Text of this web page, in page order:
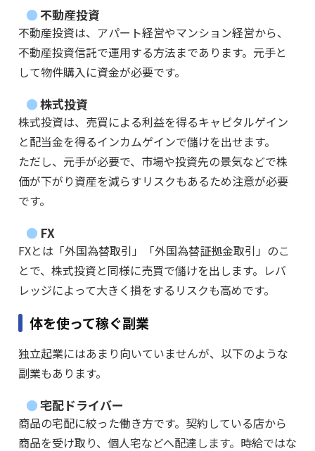
不動産投資
不動産投資は、アパート経営やマンション経営から、
不動産投資信託で運用する方法まであります。元手と
して物件購入に資金が必要です。
株式投資
株式投資は、売買による利益を得るキャピタルゲイン
と配当金を得るインカムゲインで儲けを出せます。
ただし、元手が必要で、市場や投資先の景気などで株
価が下がり資産を減らすリスクもあるため注意が必要
です。
FX
FXとは「外国為替取引」「外国為替証拠金取引」のこ
とで、株式投資と同様に売買で儲けを出します。レバ
レッジによって大きく損をするリスクも高めです。
体を使って稼ぐ副業
独立起業にはあまり向いていませんが、以下のような
副業もあります。
宅配ドライバー
商品の宅配に絞った働き方です。契約している店から
商品を受け取り、個人宅などへ配達します。時給ではな